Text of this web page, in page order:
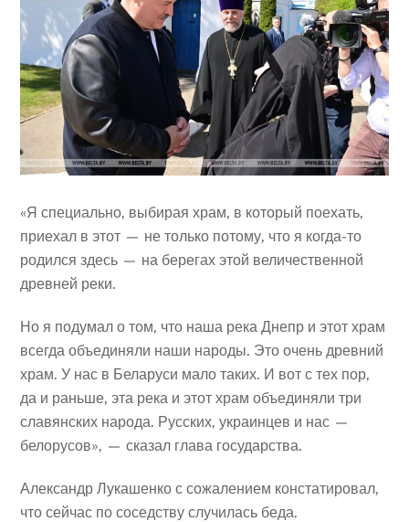
«Я специально, выбирая храм, в который поехать,
приехал в этот — не только потому, что я когда-то
родился здесь — на берегах этой величественной
древней реки.
Но я подумал о том, что наша река Днепр и этот храм
всегда объединяли наши народы. Это очень древний
храм. У нас в Беларуси мало таких. И вот с тех пор,
да и раньше, эта река и этот храм объединяли три
славянских народа. Русских, украинцев и нас —
белорусов», — сказал глава государства.
Александр Лукашенко с сожалением констатировал,
что сейчас по соседству случилась беда.